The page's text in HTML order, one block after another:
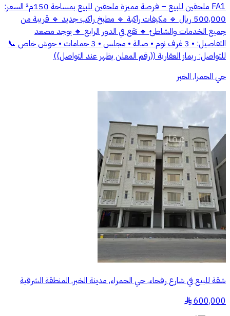
FA1 ملحقين للبيع – فرصة مميزة ملحقين للبيع بمساحة 150م² السعر:
500,000 ريال 🔹 مكيفات راكبة 🔹 مطبخ راكب جديد 🔹 قريبة من
جميع الخدمات والشاطئ 🔹 تقع في الدور الرابع 🔹 يوجد مصعد
التفاصيل: • 3 غرف نوم • صالة • مجلس • 3 حمامات • حوش خاص 📞
للتواصل: ريماز العقارية ((رقم المعلن يظهر عند التواصل))
حي الحمرا, الخبر
شقة للبيع في شارع رفحاء, حي الحمراء, مدينة الخبر, المنطقة الشرقية
600,000
§